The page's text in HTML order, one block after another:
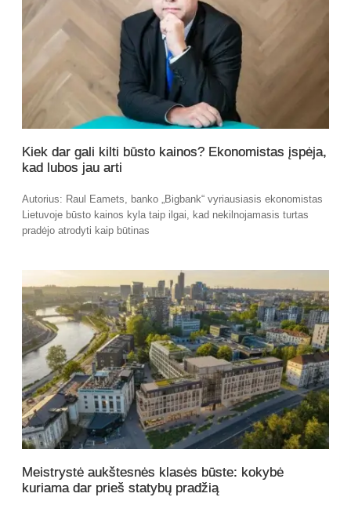
Kiek dar gali kilti būsto kainos? Ekonomistas įspėja,
kad lubos jau arti
Autorius: Raul Eamets, banko „Bigbank“ vyriausiasis ekonomistas
Lietuvoje būsto kainos kyla taip ilgai, kad nekilnojamasis turtas
pradėjo atrodyti kaip būtinas
Meistrystė aukštesnės klasės būste: kokybė
kuriama dar prieš statybų pradžią